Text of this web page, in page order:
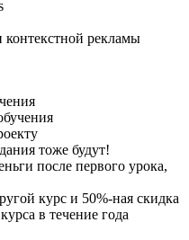
контекстной рекламы
тоже будут!
после первого урока,
курс и 50%-ная скидка
в течение года